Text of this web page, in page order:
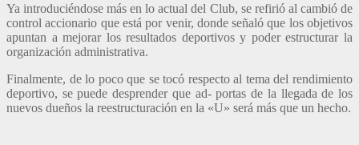
Ya introduciéndose más en lo actual del Club, se refirió al cambió de
control accionario que está por venir, donde señaló que los objetivos
apuntan a mejorar los resultados deportivos y poder estructurar la
organización administrativa.
Finalmente, de lo poco que se tocó respecto al tema del rendimiento
deportivo, se puede desprender que ad- portas de la llegada de los
nuevos dueños la reestructuración en la «U» será más que un hecho.